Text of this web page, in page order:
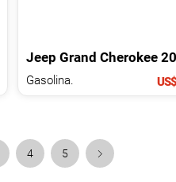
Jeep Grand Cherokee
Gasolina. US$
4 5